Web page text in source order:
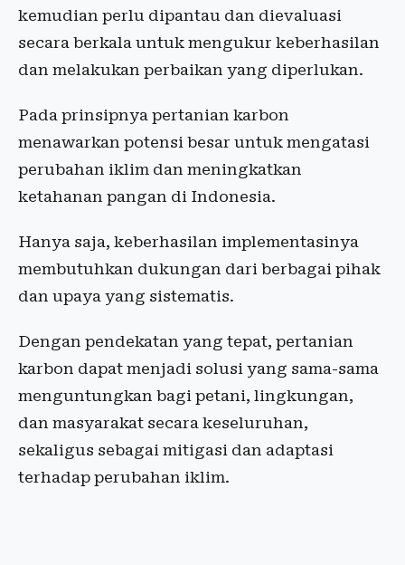
kemudian perlu dipantau dan dievaluasi
secara berkala untuk mengukur keberhasilan
dan melakukan perbaikan yang diperlukan.
Pada prinsipnya pertanian karbon
menawarkan potensi besar untuk mengatasi
perubahan iklim dan meningkatkan
ketahanan pangan di Indonesia.
Hanya saja, keberhasilan implementasinya
membutuhkan dukungan dari berbagai pihak
dan upaya yang sistematis.
Dengan pendekatan yang tepat, pertanian
karbon dapat menjadi solusi yang sama-sama
menguntungkan bagi petani, lingkungan,
dan masyarakat secara keseluruhan,
sekaligus sebagai mitigasi dan adaptasi
terhadap perubahan iklim.